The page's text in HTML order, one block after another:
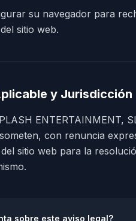
su navegador para
sitio web.
y Jurisdicción
ENTERTAINMENT,
con renuncia
sitio web para la
sobre este aviso legal?